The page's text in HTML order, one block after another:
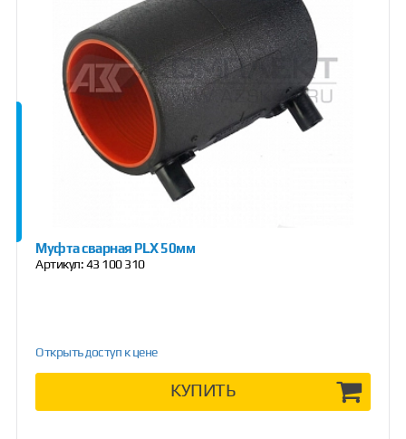
Муфта сварная PLX 50мм
Артикул:43 100 310
Открыть доступ к цене
КУПИТЬ